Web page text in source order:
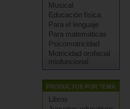
Musical
Educación física
Para el lenguaje
Para matemáticas
Psicomotricidad
Motricidad orofacial
miofuncional
Libros